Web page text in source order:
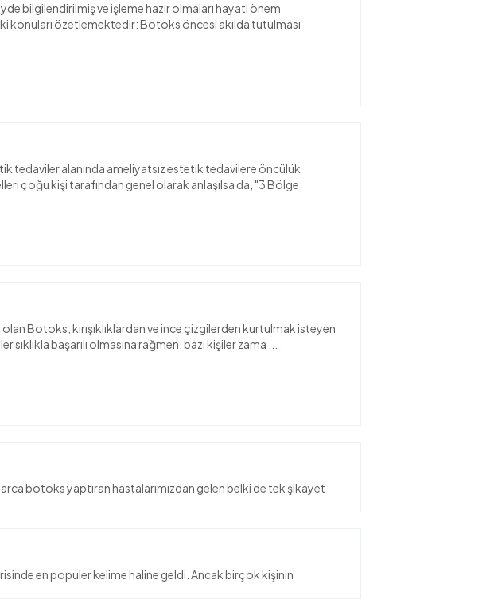
bilgilendirilmiş ve işleme hazır olmaları hayati önem
konuları özetlemektedir: Botoks öncesi akılda tutulması
tedaviler alanında ameliyatsız estetik tedavilere öncülük
çoğu kişi tarafından genel olarak anlaşılsa da, "3 Bölge
Botoks, kırışıklıklardan ve ince çizgilerden kurtulmak isteyen
başarılı olmasına rağmen, bazı kişiler zama
botoks yaptıran hastalarımızdan gelen belki de tek şikayet
en populer kelime haline geldi. Ancak birçok kişinin